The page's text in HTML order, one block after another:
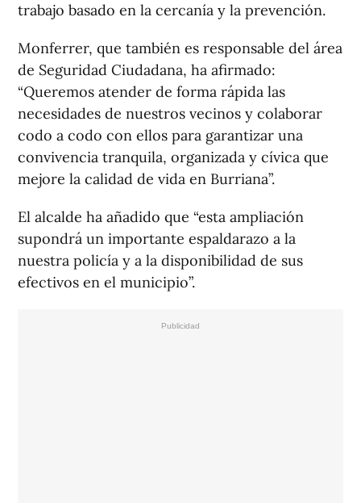
trabajo basado en la cercanía y la prevención.
Monferrer, que también es responsable del área
de Seguridad Ciudadana, ha afirmado:
“Queremos atender de forma rápida las
necesidades de nuestros vecinos y colaborar
codo a codo con ellos para garantizar una
convivencia tranquila, organizada y cívica que
mejore la calidad de vida en Burriana”.
El alcalde ha añadido que “esta ampliación
supondrá un importante espaldarazo a la
nuestra policía y a la disponibilidad de sus
efectivos en el municipio”.